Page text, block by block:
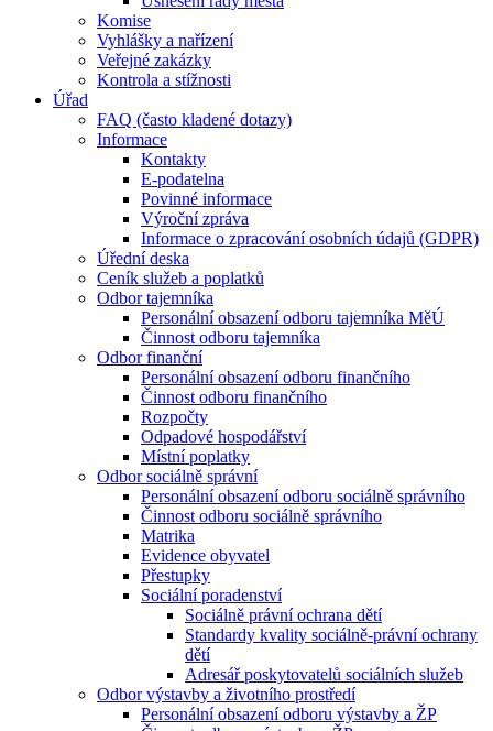
Komise
Vyhlášky a nařízení
Veřejné zakázky
Kontrola a stížnosti
Úřad
FAQ (často kladené dotazy)
Informace
Kontakty
E-podatelna
Povinné informace
Výroční zpráva
Informace o zpracování osobních údajů (GDPR)
Úřední deska
Ceník služeb a poplatků
Odbor tajemníka
Personální obsazení odboru tajemníka MěÚ
Činnost odboru tajemníka
Odbor finanční
Personální obsazení odboru finančního
Činnost odboru finančního
Rozpočty
Odpadové hospodářství
Místní poplatky
Odbor sociálně správní
Personální obsazení odboru sociálně správního
Činnost odboru sociálně správního
Matrika
Evidence obyvatel
Přestupky
Sociální poradenství
Sociálně právní ochrana dětí
Standardy kvality sociálně-právní ochrany
dětí
Adresář poskytovatelů sociálních služeb
Odbor výstavby a životního prostředí
Personální obsazení odboru výstavby a ŽP